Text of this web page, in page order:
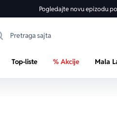
Pogledajte novu epizodu
Top-liste % Akcije Mala